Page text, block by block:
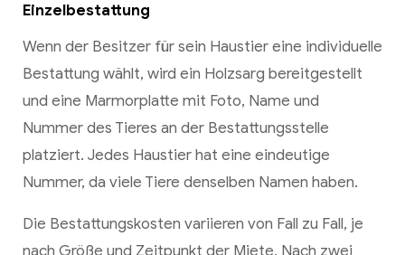
Einzelbestattung
Wenn der Besitzer für sein Haustier eine individuelle
Bestattung wählt, wird ein Holzsarg bereitgestellt
und eine Marmorplatte mit Foto, Name und
Nummer des Tieres an der Bestattungsstelle
platziert. Jedes Haustier hat eine eindeutige
Nummer, da viele Tiere denselben Namen haben.
Die Bestattungskosten variieren von Fall zu Fall, je